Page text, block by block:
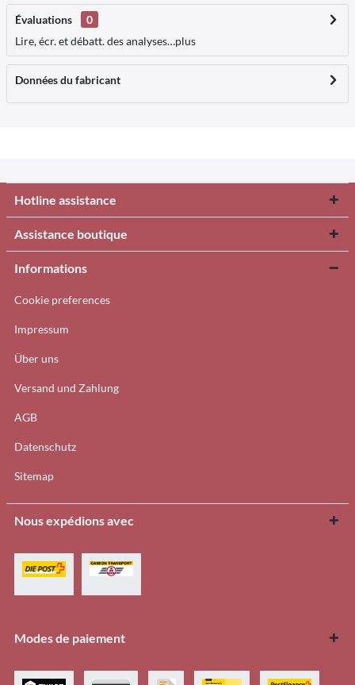
Évaluations
0
Lire, écr. et débatt. des analyses…plus
Données du fabricant
Hotline assistance
Assistance boutique
Informations
Cookie preferences
Impressum
Über uns
Versand und Zahlung
AGB
Datenschutz
Sitemap
Nous expédions avec
Modes de paiement